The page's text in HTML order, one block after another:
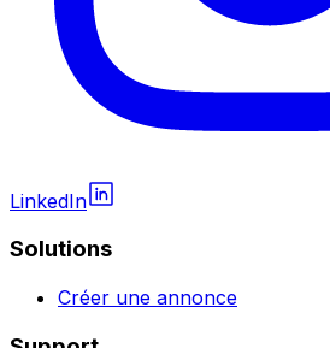
LinkedIn
Solutions
Créer une annonce